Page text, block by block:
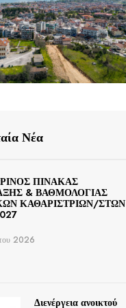
Νέα
ΠΙΝΑΚΑΣ
& ΒΑΘΜΟΛΟΓΙΑΣ
ΚΑΘΑΡΙΣΤΡΙΩΝ/ΣΤΩΝ
2026
Διενέργεια ανοικτού